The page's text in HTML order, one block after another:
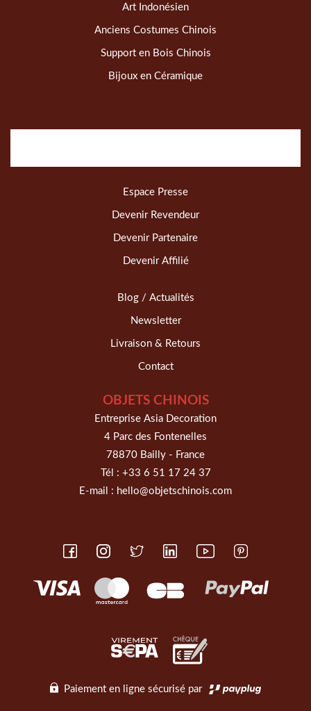
Art Indonésien
Anciens Costumes Chinois
Support en Bois Chinois
Bijoux en Céramique
Espace Presse
Devenir Revendeur
Devenir Partenaire
Devenir Affilié
Blog / Actualités
Newsletter
Livraison & Retours
Contact
OBJETS CHINOIS
Entreprise Asia Decoration
4 Parc des Fontenelles
78870 Bailly - France
Tél : +33 6 51 17 24 37
E-mail : hello@objetschinois.com
Paiement en ligne sécurisé par